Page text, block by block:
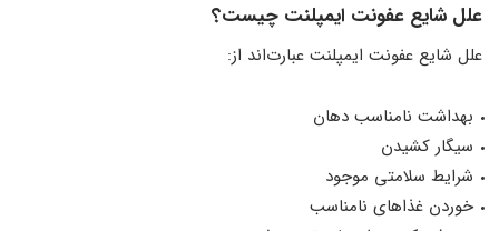
علل شایع عفونت ایمپلنت چیست؟
علل شایع عفونت ایمپلنت عبارت‌اند از:
بهداشت نامناسب دهان
سیگار کشیدن
شرایط سلامتی موجود
خوردن غذاهای نامناسب